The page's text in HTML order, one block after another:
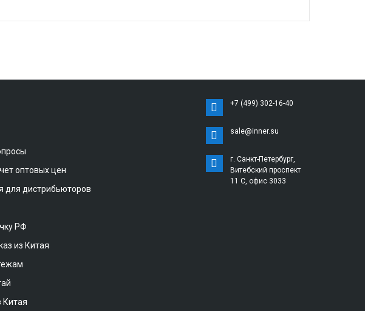
оптовых цен
для дистрибьюторов
РФ
из Китая
Китая
+7 (499) 302-16-40
sale@inner.su
г. Санкт-Петербург,
Витебский проспект
11 С, офис 3033